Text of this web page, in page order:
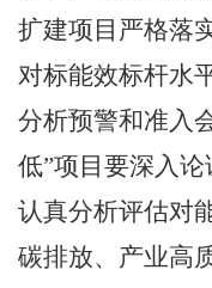
扩建项目严格落
对标能效标杆水
分析预警和准入
低”项目要深入论
认真分析评估对
碳排放、产业高